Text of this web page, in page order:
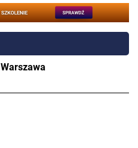
Warszawa